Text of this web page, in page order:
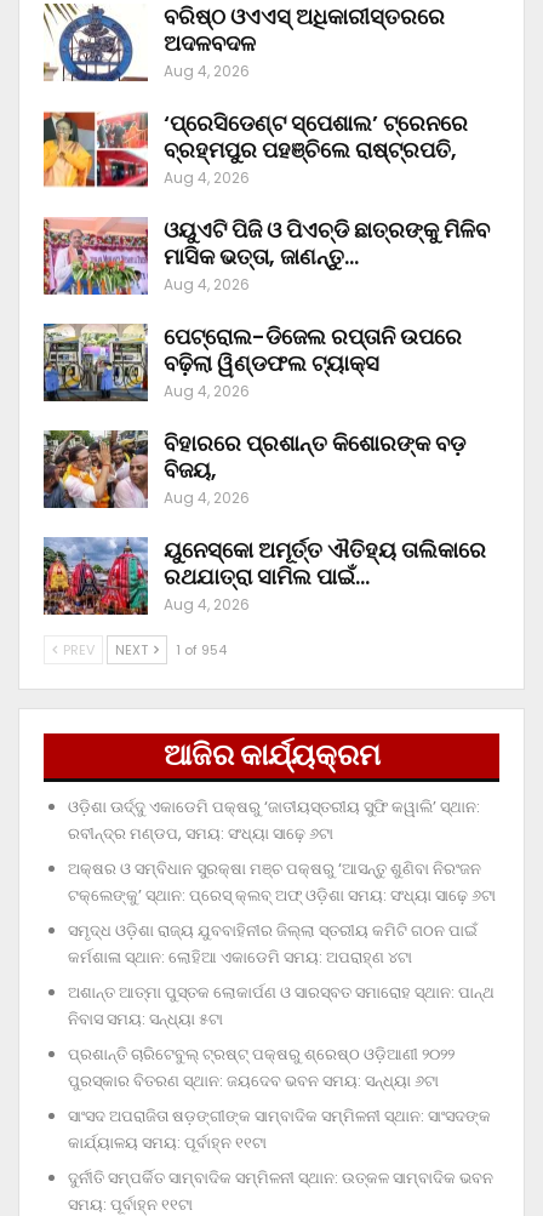
ବରିଷ୍ଠ ଓଏଏସ୍‌ ଅଧିକାରୀସ୍ତରରେ
ଅଦଳବଦଳ
Aug 4, 2026
‘ପ୍ରେସିଡେଣ୍ଟ ସ୍ପେଶାଲ’ ଟ୍ରେନରେ
ବ୍ରହ୍ମପୁର ପହଞ୍ଚିଲେ ରାଷ୍ଟ୍ରପତି,
Aug 4, 2026
ଓୟୁଏଟି ପିଜି ଓ ପିଏଚ୍‌ଡି ଛାତ୍ରଙ୍କୁ ମିଳିବ
ମାସିକ ଭତ୍ତା, ଜାଣନ୍ତୁ…
Aug 4, 2026
ପେଟ୍ରୋଲ-ଡିଜେଲ ରପ୍ତାନି ଉପରେ
ବଢ଼ିଲା ୱିଣ୍ଡଫଲ ଟ୍ୟାକ୍ସ
Aug 4, 2026
ବିହାରରେ ପ୍ରଶାନ୍ତ କିଶୋରଙ୍କ ବଡ଼
ବିଜୟ,
Aug 4, 2026
ୟୁନେସ୍କୋ ଅମୂର୍ତ୍ତ ଐତିହ୍ୟ ତାଲିକାରେ
ରଥଯାତ୍ରା ସାମିଲ ପାଇଁ…
Aug 4, 2026
PREV NEXT 1 of 954
ଆଜିର କାର୍ଯ୍ୟକ୍ରମ
ଓଡ଼ିଶା ଊର୍ଦ୍ଦୁ ଏକାଡେମି ପକ୍ଷରୁ ‘ଜାତୀୟସ୍ତରୀୟ ସୁଫି କୱାଲି’ ସ୍ଥାନ:
ରବୀନ୍ଦ୍ର ମଣ୍ଡପ, ସମୟ: ସଂଧ୍ୟା ସାଢ଼େ ୬ଟା
ଅକ୍ଷର ଓ ସମ୍ବିଧାନ ସୁରକ୍ଷା ମଞ୍ଚ ପକ୍ଷରୁ ‘ଆସନ୍ତୁ ଶୁଣିବା ନିରଂଜନ
ଟକ୍‌ଲେଙ୍କୁ’ ସ୍ଥାନ: ପ୍ରେସ୍‌ କ୍ଲବ୍‌ ଅଫ୍‌ ଓଡ଼ିଶା ସମୟ: ସଂଧ୍ୟା ସାଢ଼େ ୬ଟା
ସମୃଦ୍ଧ ଓଡ଼ିଶା ରାଜ୍ୟ ଯୁବବାହିନୀର ଜିଲ୍ଲା ସ୍ତରୀୟ କମିଟି ଗଠନ ପାଇଁ
କର୍ମଶାଳା ସ୍ଥାନ: ଲୋହିଆ ଏକାଡେମି ସମୟ: ଅପରାହ୍‌ଣ ୪ଟା
ଅଶାନ୍ତ ଆତ୍ମା ପୁସ୍ତକ ଲୋକାର୍ପଣ ଓ ସାରସ୍ବତ ସମାରୋହ ସ୍ଥାନ: ପାନ୍ଥ
ନିବାସ ସମୟ: ସନ୍ଧ୍ୟା ୫ଟା
ପ୍ରଶାନ୍ତି ଚାରିଟେବୁଲ୍‌ ଟ୍ରଷ୍ଟ୍‌ ପକ୍ଷରୁ ଶ୍ରେଷ୍ଠ ଓଡ଼ିଆଣୀ ୨୦୨୨
ପୁରସ୍କାର ବିତରଣ ସ୍ଥାନ: ଜୟଦେବ ଭବନ ସମୟ: ସନ୍ଧ୍ୟା ୬ଟା
ସାଂସଦ ଅପରାଜିତା ଷଡ଼ଙ୍ଗୀଙ୍କ ସାମ୍ବାଦିକ ସମ୍ମିଳନୀ ସ୍ଥାନ: ସାଂସଦଙ୍କ
କାର୍ଯ୍ୟାଳୟ ସମୟ: ପୂର୍ବାହ୍ନ ୧୧ଟା
ଦୁର୍ନୀତି ସମ୍ପର୍କିତ ସାମ୍ବାଦିକ ସମ୍ମିଳନୀ ସ୍ଥାନ: ଉତ୍କଳ ସାମ୍ବାଦିକ ଭବନ
ସମୟ: ପୂର୍ବାହ୍ନ ୧୧ଟା